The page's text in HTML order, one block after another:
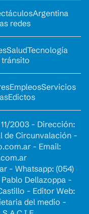
Argentina
redes
SaludTecnología
tránsito
EmpleosServicios
Edictos
2003 - Dirección:
de Circunvalación -
- Email:
- Whatsapp: (054)
Dellazoppa -
- Editor Web:
del medio -